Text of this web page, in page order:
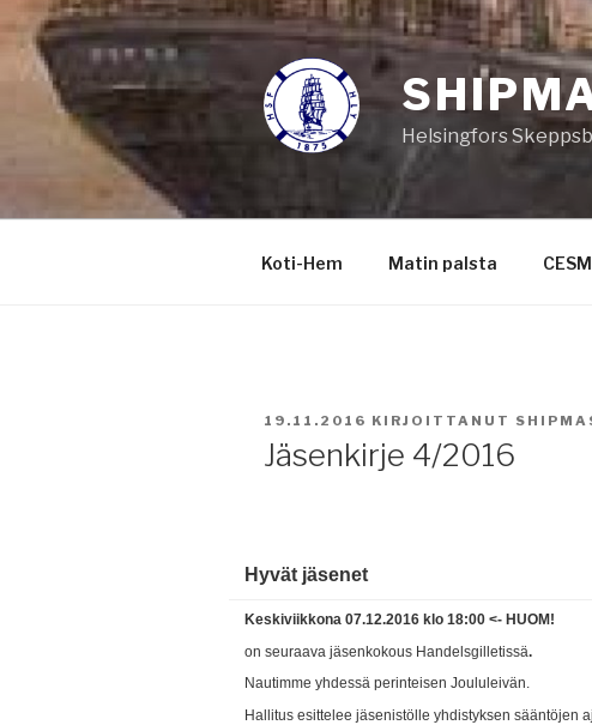
Siirry
sisältöön
Helsingfors
Koti-Hem Matin palsta
JULKAISTU
19.11.2016 KIRJOITTANUT
Jäsenkirje 4/2016
Hyvät jäsenet
Keskiviikkona 07.12.2016 klo 18:00 <- HUOM!
on seuraava jäsenkokous Handelsgilletissä.
Nautimme yhdessä perinteisen Joululeivän.
Hallitus esittelee jäsenistölle yhdistyksen sääntöjen